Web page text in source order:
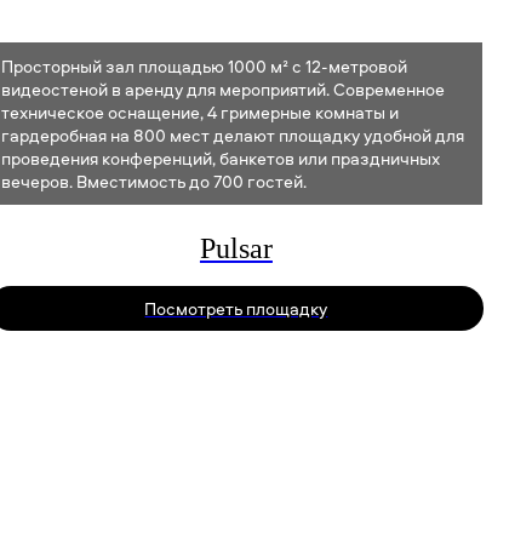
Просторный зал площадью 1000 м² с 12-метровой
видеостеной в аренду для мероприятий. Современное
техническое оснащение, 4 гримерные комнаты и
гардеробная на 800 мест делают площадку удобной для
проведения конференций, банкетов или праздничных
вечеров. Вместимость до 700 гостей.
Pulsar
Посмотреть площадку
ООО «ОМЕГА ИВЕНТС»
ИНН/КПП - 9707041953/770701001,
ОГРН - 1257700008170,
Банк ПАО «СБЕРБАНК»,
Расчетный счет - 40702810738710000931,
Разработка сайта